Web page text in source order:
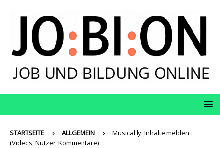
STARTSEITE ALLGEMEIN
Musical.ly: Inhalte melden
(Videos, Nutzer, Kommentare)